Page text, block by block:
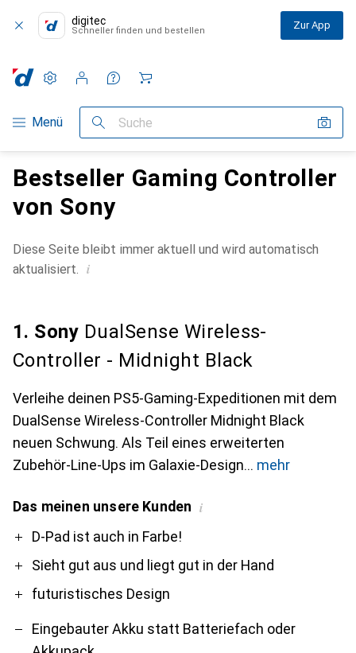
digitec
Schneller finden und bestellen Zur App
Navigation nach Kategorien
Menü Suche
Einstellungen
Kundenkonto
Vergleichslisten
Merklisten
Warenkorb
Bestseller Gaming Controller
von Sony
Diese Seite bleibt immer aktuell und wird automatisch
aktualisiert. i
1. Sony DualSense Wireless-
Controller - Midnight Black
Verleihe deinen PS5-Gaming-Expeditionen mit dem
DualSense Wireless-Controller Midnight Black
neuen Schwung. Als Teil eines erweiterten
Zubehör-Line-Ups im Galaxie-Design
mehr
Das meinen unsere Kunden i
ProD-Pad ist auch in Farbe!
Sieht gut aus und liegt gut in der Hand
futuristisches Design
Contra
Eingebauter Akku statt Batteriefach oder